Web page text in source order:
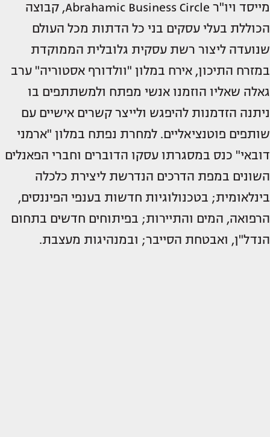
מייסד ויו"ר Abrahamic Business Circle, קבוצה
הכוללת בעלי עסקים בני כל הדתות מכל העולם
שנועדה ליצור רשת עסקית גלובלית הממוקדת
במזרח התיכון, אירח במלון "וולדורף אסטוריה" ערב
גאלה שאליו הוזמנו אנשי מפתח ולמשתתפים בו
ניתנה הזדמנות להיפגש ולייצר קשרים אישיים עם
שותפים פוטנציאליים. למחרת נפתח במלון "ארמני
דובאי" כנס במסגרתו עסקו הדוברים וחברי הפאנלים
השונים במפת הדרכים הנדרשת ליצירת כלכלה
בינלאומית; בטכנולוגיות חדשות בענפי הפיננסים,
הרפואה, המים והתיירות; בפיתוחים חדשים בתחום
הנדל"ן, ואבטחת הסייבר; ובמנהיגות מעצבת.